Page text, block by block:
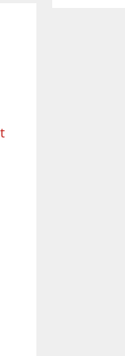
vielen